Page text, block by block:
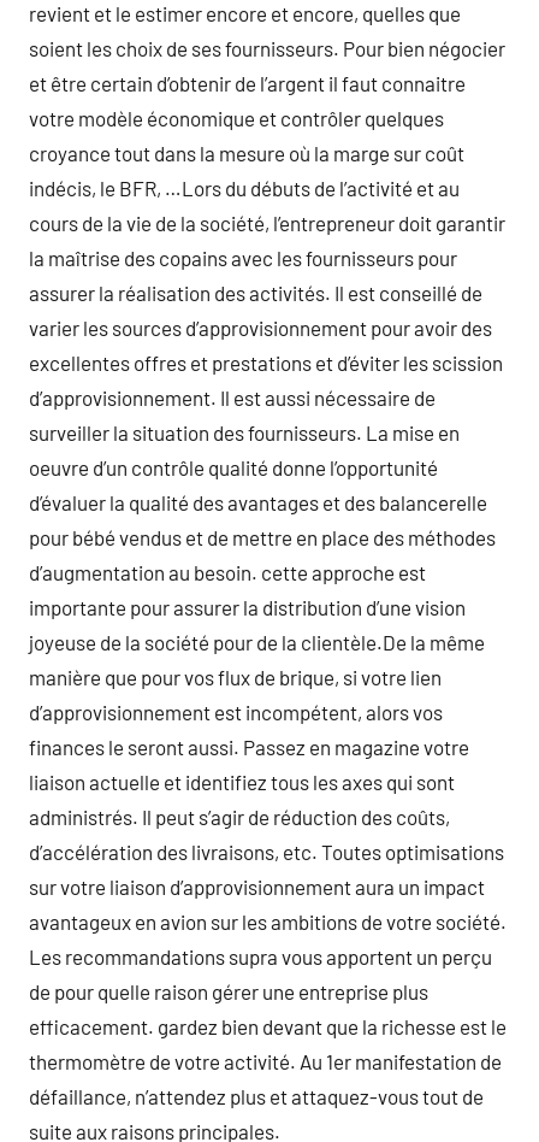
revient et le estimer encore et encore, quelles que
soient les choix de ses fournisseurs. Pour bien négocier
et être certain d’obtenir de l’argent il faut connaitre
votre modèle économique et contrôler quelques
croyance tout dans la mesure où la marge sur coût
indécis, le BFR, …Lors du débuts de l’activité et au
cours de la vie de la société, l’entrepreneur doit garantir
la maîtrise des copains avec les fournisseurs pour
assurer la réalisation des activités. Il est conseillé de
varier les sources d’approvisionnement pour avoir des
excellentes offres et prestations et d’éviter les scission
d’approvisionnement. Il est aussi nécessaire de
surveiller la situation des fournisseurs. La mise en
oeuvre d’un contrôle qualité donne l’opportunité
d’évaluer la qualité des avantages et des balancerelle
pour bébé vendus et de mettre en place des méthodes
d’augmentation au besoin. cette approche est
importante pour assurer la distribution d’une vision
joyeuse de la société pour de la clientèle.De la même
manière que pour vos flux de brique, si votre lien
d’approvisionnement est incompétent, alors vos
finances le seront aussi. Passez en magazine votre
liaison actuelle et identifiez tous les axes qui sont
administrés. Il peut s’agir de réduction des coûts,
d’accélération des livraisons, etc. Toutes optimisations
sur votre liaison d’approvisionnement aura un impact
avantageux en avion sur les ambitions de votre société.
Les recommandations supra vous apportent un perçu
de pour quelle raison gérer une entreprise plus
efficacement. gardez bien devant que la richesse est le
thermomètre de votre activité. Au 1er manifestation de
défaillance, n’attendez plus et attaquez-vous tout de
suite aux raisons principales.